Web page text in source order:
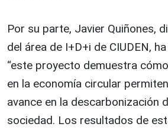
Por su parte, Javier Quiñones,
del área de I+D+i de CIUDEN,
“este proyecto demuestra
en la economía circular
avance en la descarbonización
sociedad. Los resultados de